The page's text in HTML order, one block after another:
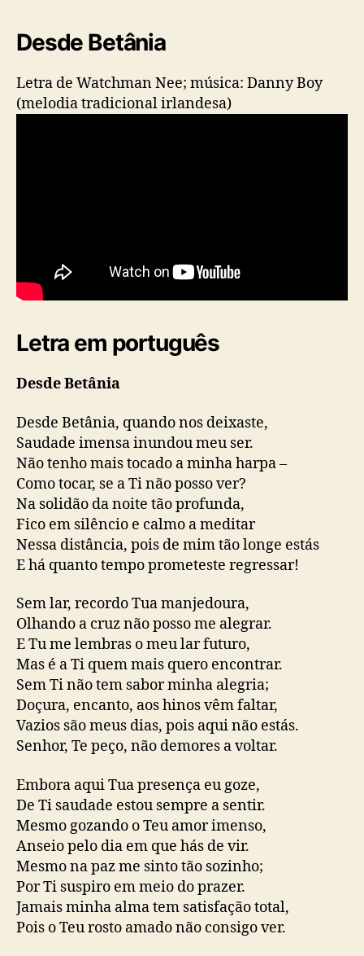
Desde Betânia
Letra de Watchman Nee; música: Danny Boy
(melodia tradicional irlandesa)
Letra em português
Desde Betânia
Desde Betânia, quando nos deixaste,
Saudade imensa inundou meu ser.
Não tenho mais tocado a minha harpa –
Como tocar, se a Ti não posso ver?
Na solidão da noite tão profunda,
Fico em silêncio e calmo a meditar
Nessa distância, pois de mim tão longe estás
E há quanto tempo prometeste regressar!
Sem lar, recordo Tua manjedoura,
Olhando a cruz não posso me alegrar.
E Tu me lembras o meu lar futuro,
Mas é a Ti quem mais quero encontrar.
Sem Ti não tem sabor minha alegria;
Doçura, encanto, aos hinos vêm faltar,
Vazios são meus dias, pois aqui não estás.
Senhor, Te peço, não demores a voltar.
Embora aqui Tua presença eu goze,
De Ti saudade estou sempre a sentir.
Mesmo gozando o Teu amor imenso,
Anseio pelo dia em que hás de vir.
Mesmo na paz me sinto tão sozinho;
Por Ti suspiro em meio do prazer.
Jamais minha alma tem satisfação total,
Pois o Teu rosto amado não consigo ver.